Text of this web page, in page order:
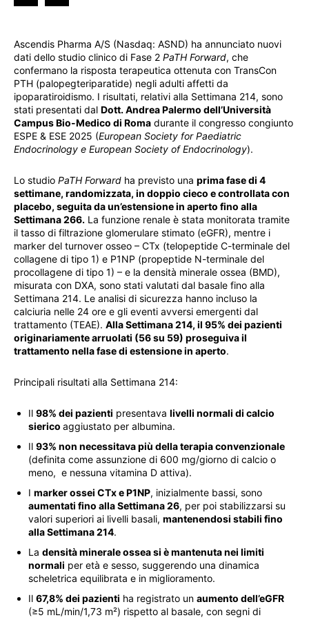
Ascendis Pharma A/S (Nasdaq: ASND) ha annunciato nuovi
dati dello studio clinico di Fase 2 PaTH Forward, che
confermano la risposta terapeutica ottenuta con TransCon
PTH (palopegteriparatide) negli adulti affetti da
ipoparatiroidismo. I risultati, relativi alla Settimana 214, sono
stati presentati dal Dott. Andrea Palermo dell’Università
Campus Bio-Medico di Roma durante il congresso congiunto
ESPE & ESE 2025 (European Society for Paediatric
Endocrinology e European Society of Endocrinology).
Lo studio PaTH Forward ha previsto una prima fase di 4
settimane, randomizzata, in doppio cieco e controllata con
placebo, seguita da un’estensione in aperto fino alla
Settimana 266. La funzione renale è stata monitorata tramite
il tasso di filtrazione glomerulare stimato (eGFR), mentre i
marker del turnover osseo – CTx (telopeptide C-terminale del
collagene di tipo 1) e P1NP (propeptide N-terminale del
procollagene di tipo 1) – e la densità minerale ossea (BMD),
misurata con DXA, sono stati valutati dal basale fino alla
Settimana 214. Le analisi di sicurezza hanno incluso la
calciuria nelle 24 ore e gli eventi avversi emergenti dal
trattamento (TEAE). Alla Settimana 214, il 95% dei pazienti
originariamente arruolati (56 su 59) proseguiva il
trattamento nella fase di estensione in aperto.
Principali risultati alla Settimana 214:
Il 98% dei pazienti presentava livelli normali di calcio
sierico aggiustato per albumina.
Il 93% non necessitava più della terapia convenzionale
(definita come assunzione di 600 mg/giorno di calcio o
meno, e nessuna vitamina D attiva).
I marker ossei CTx e P1NP, inizialmente bassi, sono
aumentati fino alla Settimana 26, per poi stabilizzarsi su
valori superiori ai livelli basali, mantenendosi stabili fino
alla Settimana 214.
La densità minerale ossea si è mantenuta nei limiti
normali per età e sesso, suggerendo una dinamica
scheletrica equilibrata e in miglioramento.
Il 67,8% dei pazienti ha registrato un aumento dell’eGFR
(≥5 mL/min/1,73 m²) rispetto al basale, con segni di